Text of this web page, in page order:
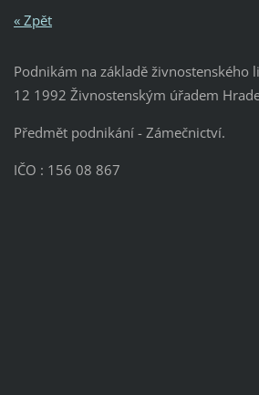
« Zpět
Podnikám na základě živnostenského
12 1992 Živnostenským úřadem
Předmět podnikání - Zámečnictví.
IČO : 156 08 867